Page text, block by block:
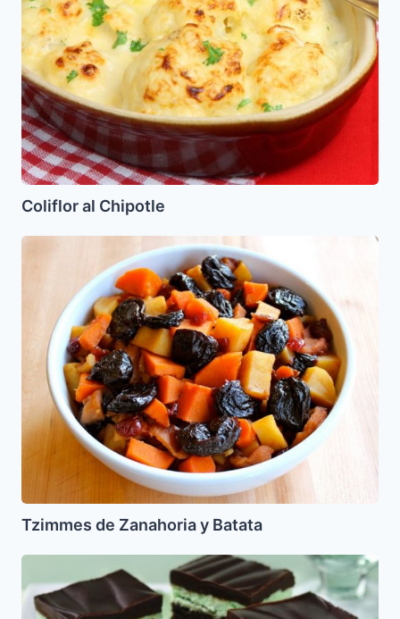
Coliflor al Chipotle
Zanahoria
Batata
Tzimmes de Zanahoria y Batata
de
chocolate